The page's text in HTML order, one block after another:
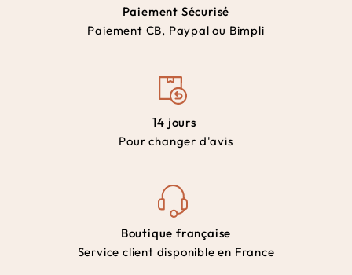
Paiement Sécurisé
Paiement CB, Paypal ou Bimpli
14 jours
Pour changer d'avis
Boutique française
Service client disponible en France